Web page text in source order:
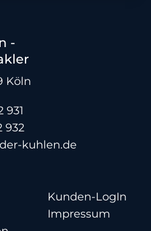
-
Köln
931
932
kuhlen.de
Kunden-LogIn
Impressum